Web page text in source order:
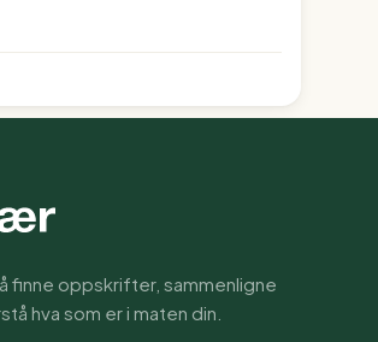
finne oppskrifter, sammenligne
hva som er i maten din.